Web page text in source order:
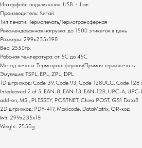
Интерфейс подключения: USB + Lan
Производитель: Китай
Тип печати: Термопечать/Термотрансферная
Рекомендованная нагрузка: до 1500 этикеток в день
Размеры: 299х235х198
Вес: 2550гр.
Рабочая температура: от 5С до 45С
Метод печати: Термотрансферная/Прямая термопечать
Эмуляция: TSPL, EPL, ZPL, DPL
1D штрихкод: Code 39, Code 93, Code 128UCC, Code 128
Interleaved 2 of 5, EAN-8, EAN-13, EAN-128, UPC-A,
add-on, MSI, PLESSEY, POSTNET, China POST, GS1 DataB
2D штрихкод: PDF-417, Maxicode, DataMatrix, QR-код
lwh: 299x235x18
Weight: 2550g
Полный каталог оборудования
POS-
Терминалы сбора данных
Фискальные регистраторы
Табло покупателя
Сканеры штрихкодов
Принтеры этикеток
Принтеры чеков
Клавиатуры
Денежные ящики
Инфокиоски
Политика конфиденциальности
Прайс-
Меню-борды
Промышленные
сканеры штрихкодов